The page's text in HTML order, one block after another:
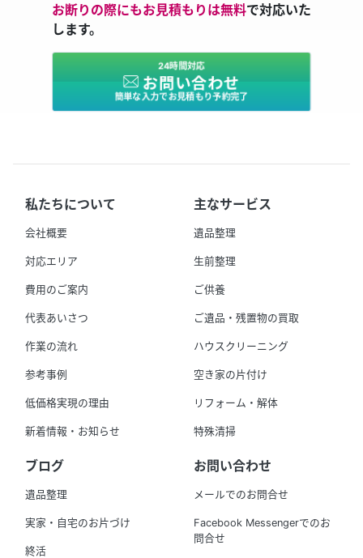
お断りの際にもお見積もりは無料で対応いた
します。
24時間対応
お問い合わせ
簡単な入力でお見積もり予約完了
私たちについて
会社概要
対応エリア
費用のご案内
代表あいさつ
作業の流れ
参考事例
低価格実現の理由
新着情報・お知らせ
主なサービス
遺品整理
生前整理
ご供養
ご遺品・残置物の買取
ハウスクリーニング
空き家の片付け
リフォーム・解体
特殊清掃
ブログ
遺品整理
実家・自宅のお片づけ
終活
お問い合わせ
メールでのお問合せ
Facebook Messengerでのお
問合せ